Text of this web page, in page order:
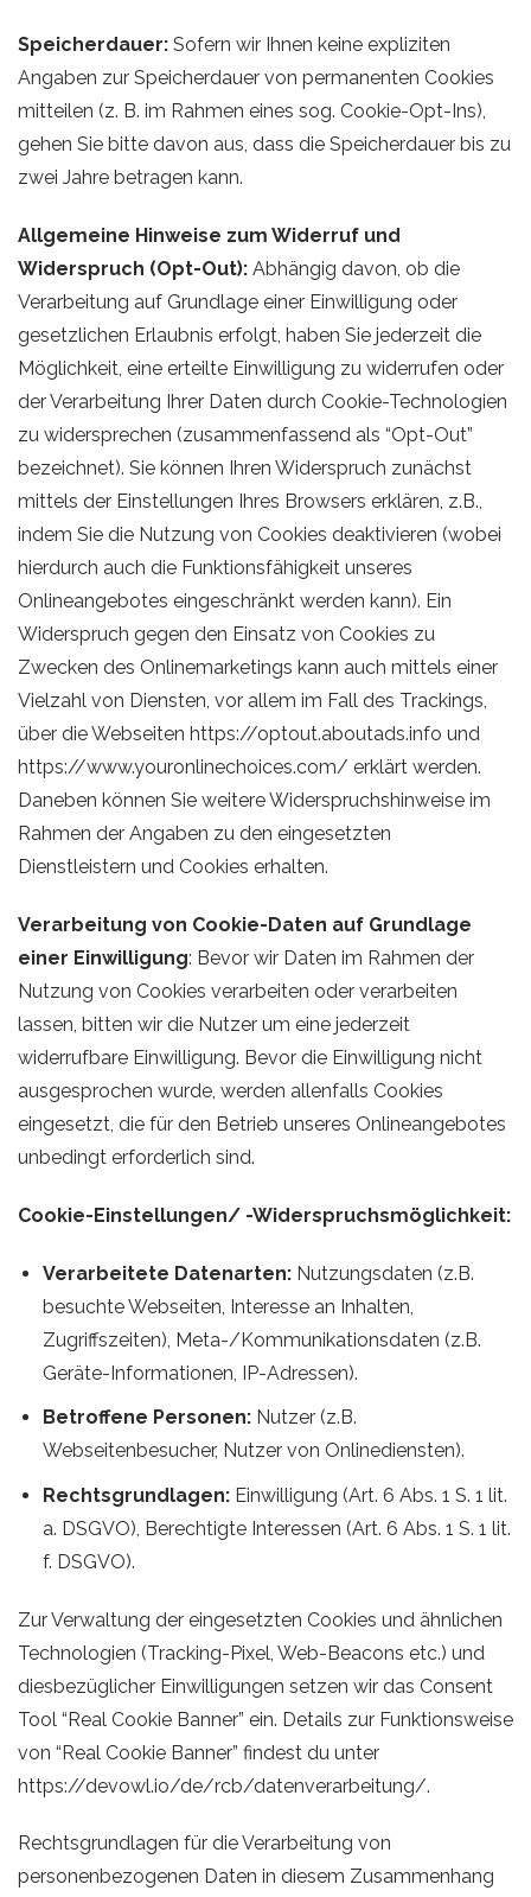
Speicherdauer: Sofern wir Ihnen keine expliziten
Angaben zur Speicherdauer von permanenten Cookies
mitteilen (z. B. im Rahmen eines sog. Cookie-Opt-Ins),
gehen Sie bitte davon aus, dass die Speicherdauer bis zu
zwei Jahre betragen kann.
Allgemeine Hinweise zum Widerruf und
Widerspruch (Opt-Out): Abhängig davon, ob die
Verarbeitung auf Grundlage einer Einwilligung oder
gesetzlichen Erlaubnis erfolgt, haben Sie jederzeit die
Möglichkeit, eine erteilte Einwilligung zu widerrufen oder
der Verarbeitung Ihrer Daten durch Cookie-Technologien
zu widersprechen (zusammenfassend als “Opt-Out”
bezeichnet). Sie können Ihren Widerspruch zunächst
mittels der Einstellungen Ihres Browsers erklären, z.B.,
indem Sie die Nutzung von Cookies deaktivieren (wobei
hierdurch auch die Funktionsfähigkeit unseres
Onlineangebotes eingeschränkt werden kann). Ein
Widerspruch gegen den Einsatz von Cookies zu
Zwecken des Onlinemarketings kann auch mittels einer
Vielzahl von Diensten, vor allem im Fall des Trackings,
über die Webseiten https://optout.aboutads.info und
https://www.youronlinechoices.com/ erklärt werden.
Daneben können Sie weitere Widerspruchshinweise im
Rahmen der Angaben zu den eingesetzten
Dienstleistern und Cookies erhalten.
Verarbeitung von Cookie-Daten auf Grundlage
einer Einwilligung: Bevor wir Daten im Rahmen der
Nutzung von Cookies verarbeiten oder verarbeiten
lassen, bitten wir die Nutzer um eine jederzeit
widerrufbare Einwilligung. Bevor die Einwilligung nicht
ausgesprochen wurde, werden allenfalls Cookies
eingesetzt, die für den Betrieb unseres Onlineangebotes
unbedingt erforderlich sind.
Cookie-Einstellungen/ -Widerspruchsmöglichkeit:
Verarbeitete Datenarten:Nutzungsdaten (z.B.
besuchte Webseiten, Interesse an Inhalten,
Zugriffszeiten), Meta-/Kommunikationsdaten (z.B.
Geräte-Informationen, IP-Adressen).
Betroffene Personen:Nutzer (z.B.
Webseitenbesucher, Nutzer von Onlinediensten).
Rechtsgrundlagen:Einwilligung (Art. 6 Abs. 1 S. 1 lit.
a. DSGVO), Berechtigte Interessen (Art. 6 Abs. 1 S. 1 lit.
f. DSGVO).
Zur Verwaltung der eingesetzten Cookies und ähnlichen
Technologien (Tracking-Pixel, Web-Beacons etc.) und
diesbezüglicher Einwilligungen setzen wir das Consent
Tool “Real Cookie Banner” ein. Details zur Funktionsweise
von “Real Cookie Banner” findest du unter
https://devowl.io/de/rcb/datenverarbeitung/.
Rechtsgrundlagen für die Verarbeitung von
personenbezogenen Daten in diesem Zusammenhang